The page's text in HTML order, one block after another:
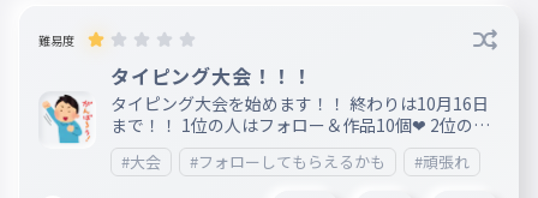
難易度
タイピング大会！！！
タイピング大会を始めます！！ 終わりは10月16日
まで！！ 1位の人はフォロー＆作品10個❤ 2位の人
はフォロー＆作品5個❤ 3位の人はフォロー＆作品3
個❤ その他の人は作品1個❤
#大会 #フォローしてもらえるかも #頑張れ